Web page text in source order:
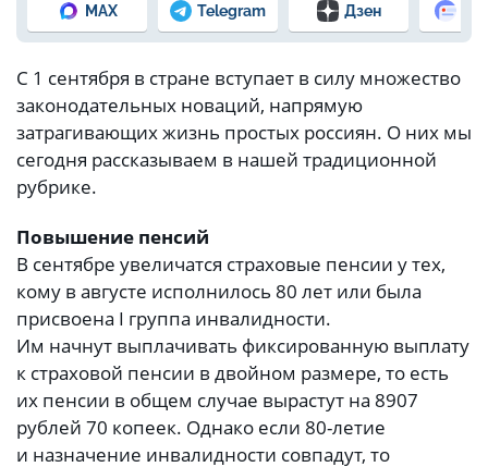
MAX Telegram Дзен
С 1 сентября в стране вступает в силу множество
законодательных новаций, напрямую
затрагивающих жизнь простых россиян. О них мы
сегодня рассказываем в нашей традиционной
рубрике.
Повышение пенсий
В сентябре увеличатся страховые пенсии у тех,
кому в августе исполнилось 80 лет или была
присвоена I группа инвалидности.
Им начнут выплачивать фиксированную выплату
к страховой пенсии в двойном размере, то есть
их пенсии в общем случае вырастут на 8907
рублей 70 копеек. Однако если 80-летие
и назначение инвалидности совпадут, то